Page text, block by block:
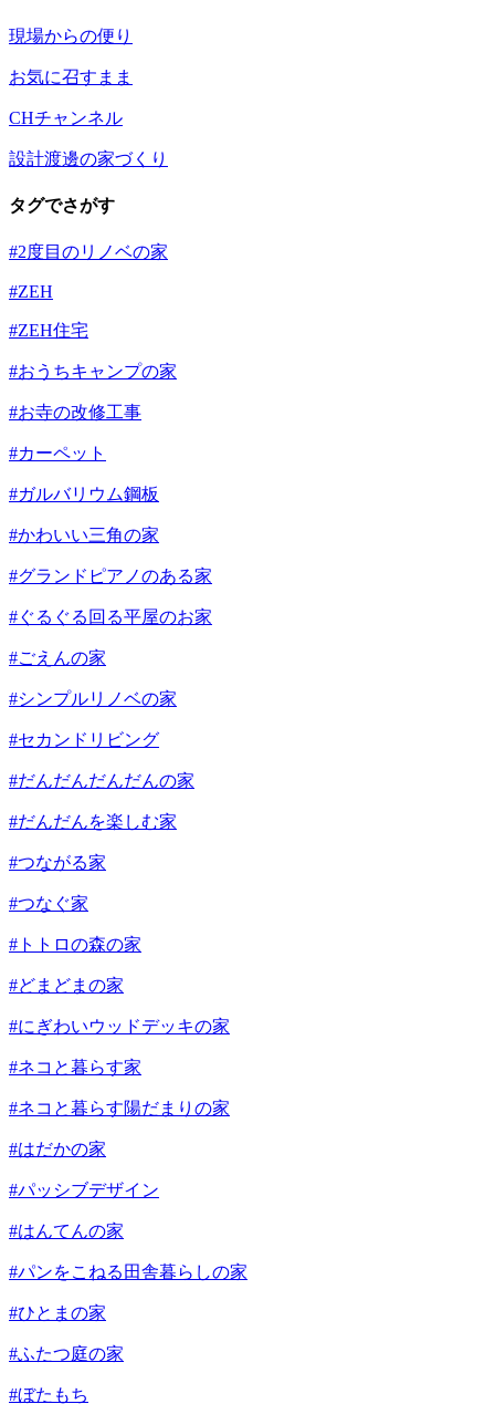
現場からの便り
お気に召すまま
CHチャンネル
設計渡邊の家づくり
タグでさがす
#2度目のリノベの家
#ZEH
#ZEH住宅
#おうちキャンプの家
#お寺の改修工事
#カーペット
#ガルバリウム鋼板
#かわいい三角の家
#グランドピアノのある家
#ぐるぐる回る平屋のお家
#ごえんの家
#シンプルリノベの家
#セカンドリビング
#だんだんだんだんの家
#だんだんを楽しむ家
#つながる家
#つなぐ家
#トトロの森の家
#どまどまの家
#にぎわいウッドデッキの家
#ネコと暮らす家
#ネコと暮らす陽だまりの家
#はだかの家
#パッシブデザイン
#はんてんの家
#パンをこねる田舎暮らしの家
#ひとまの家
#ふたつ庭の家
#ぼたもち